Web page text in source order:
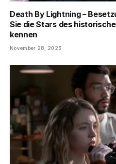
Death By Lightning –
Sie die Stars des
kennen
November 28, 2025